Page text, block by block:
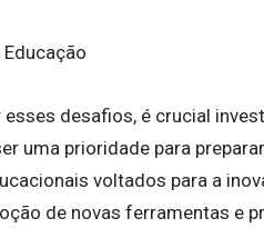
esses desafios, é crucial
uma prioridade para
voltados para a
de novas ferramentas e